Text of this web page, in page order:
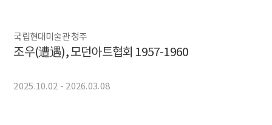
국립현대미술관 청주
조우(遭遇), 모던아트협회 1957-1960
2025.10.02 - 2026.03.08